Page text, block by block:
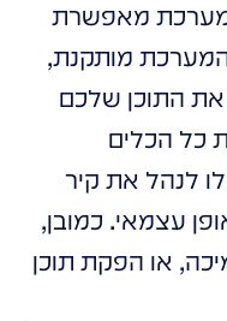
מאפשרת
מותקנת,
את התוכן שלכם
כל הכלים
לנהל את קיר
עצמאי. כמובן,
או הפקת תוכן